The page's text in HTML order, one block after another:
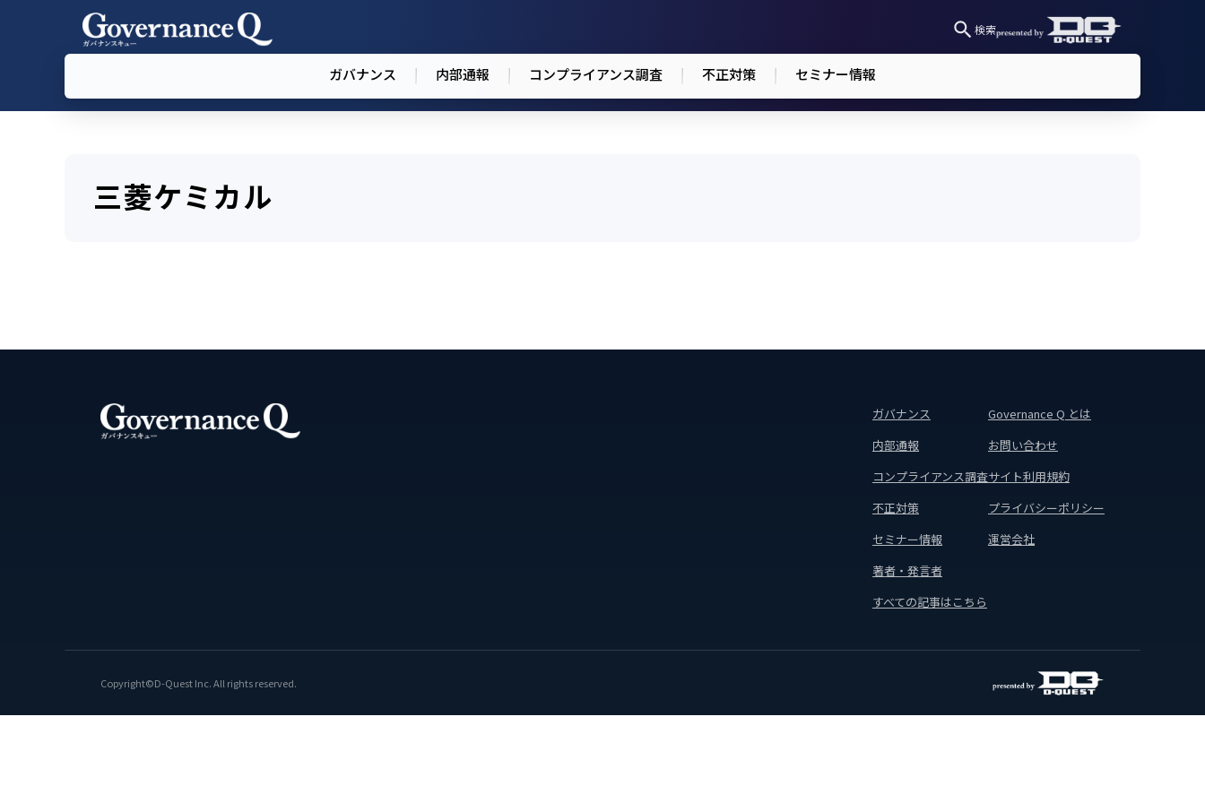
検索
ガバナンス 内部通報 コンプライアンス調査 不正対策 セミナー情報
三菱ケミカル
ガバナンス
内部通報
コンプライアンス調査
不正対策
セミナー情報
著者・発言者
すべての記事はこちら
Governance Q とは
お問い合わせ
サイト利用規約
プライバシーポリシー
運営会社
Copyright©D-Quest Inc. All rights reserved.